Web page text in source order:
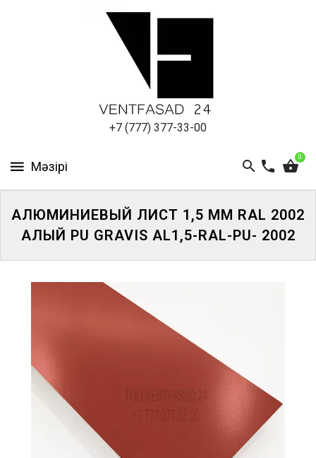
+7 (777) 377-33-00
0
ПАНЕЛИ
ПРОЕКТИРОВАНИЕ
АЛЮМИНИЕВЫЙ ЛИСТ 1,5 ММ RAL 2002
АЛЫЙ PU GRAVIS AL1,5-RAL-PU- 2002